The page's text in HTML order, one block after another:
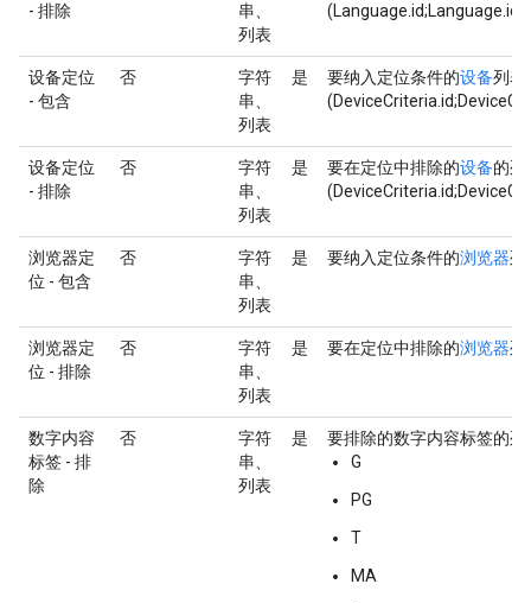
- 排除
串、
列表
设备定位
- 包含
否
字符
串、
列表
是 要纳入定位条件的设备列表
设备定位
- 排除
否
字符
串、
列表
是 要在定位中排除的设备的列
浏览器定
位 - 包含
否
字符
串、
列表
是 要纳入定位条件的浏览器列
浏览器定
位 - 排除
否
字符
串、
列表
是 要在定位中排除的浏览器列
数字内容
标签 - 排
除
否
字符
串、
列表
是
要排除的数字内容标签的列
G
PG
T
MA